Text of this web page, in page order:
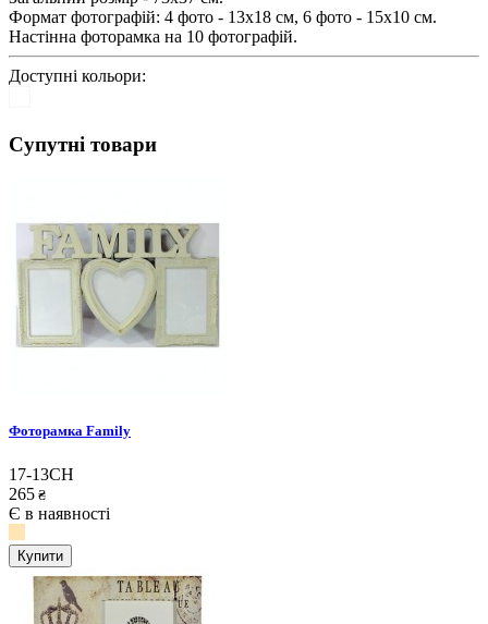
Формат фотографій: 4 фото - 13х18 см, 6 фото - 15х10 см.
Настінна фоторамка на 10 фотографій.
Доступні кольори:
Супутні товари
Фоторамка Family
17-13CH
265 ₴
Є в наявності
Купити